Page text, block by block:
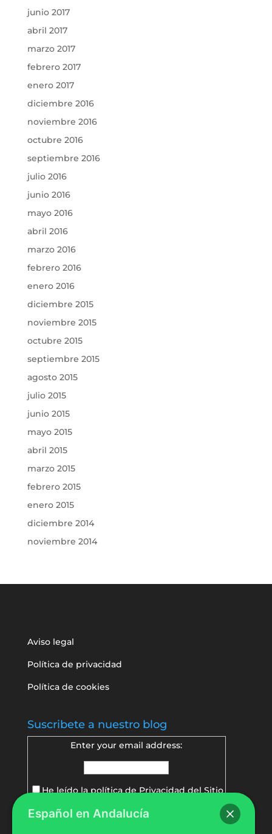
junio 2017
abril 2017
marzo 2017
febrero 2017
enero 2017
diciembre 2016
noviembre 2016
octubre 2016
septiembre 2016
julio 2016
junio 2016
mayo 2016
abril 2016
marzo 2016
febrero 2016
enero 2016
diciembre 2015
noviembre 2015
octubre 2015
septiembre 2015
agosto 2015
julio 2015
junio 2015
mayo 2015
abril 2015
marzo 2015
febrero 2015
enero 2015
diciembre 2014
noviembre 2014
Aviso legal
Política de privacidad
Política de cookies
Suscribete a nuestro blog
Enter your email address:
He leído la política dePrivacidad del Sitio
Español en Andalucía